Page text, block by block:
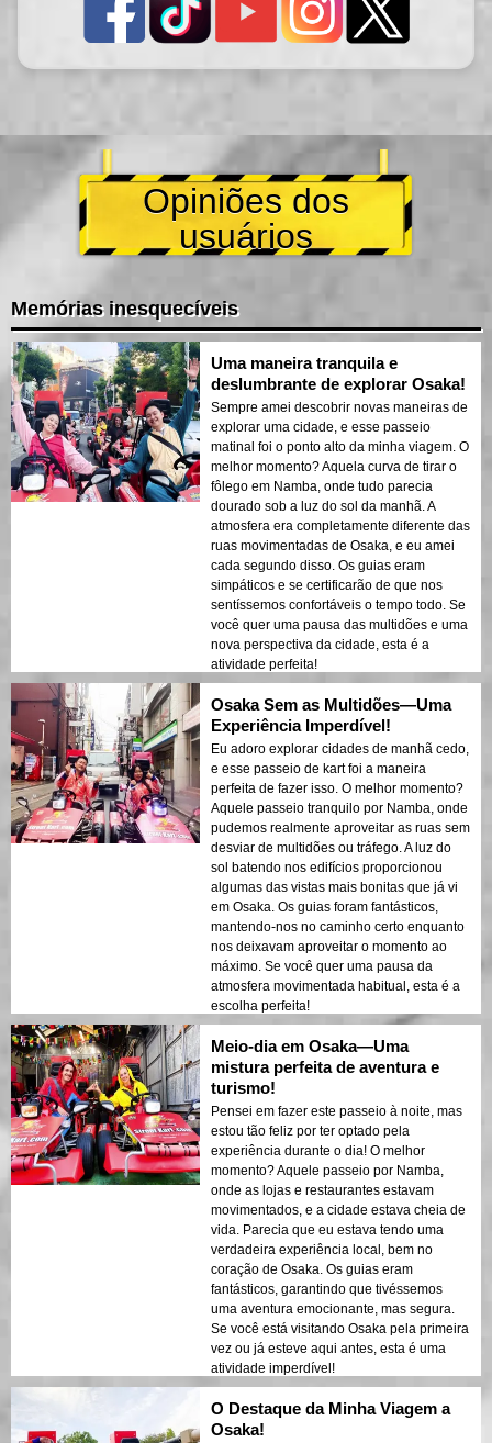
Opiniões dos
usuários
Memórias inesquecíveis
Uma maneira tranquila e
deslumbrante de explorar Osaka!
Sempre amei descobrir novas maneiras de
explorar uma cidade, e esse passeio
matinal foi o ponto alto da minha viagem. O
melhor momento? Aquela curva de tirar o
fôlego em Namba, onde tudo parecia
dourado sob a luz do sol da manhã. A
atmosfera era completamente diferente das
ruas movimentadas de Osaka, e eu amei
cada segundo disso. Os guias eram
simpáticos e se certificarão de que nos
sentíssemos confortáveis o tempo todo. Se
você quer uma pausa das multidões e uma
nova perspectiva da cidade, esta é a
atividade perfeita!
Osaka Sem as Multidões—Uma
Experiência Imperdível!
Eu adoro explorar cidades de manhã cedo,
e esse passeio de kart foi a maneira
perfeita de fazer isso. O melhor momento?
Aquele passeio tranquilo por Namba, onde
pudemos realmente aproveitar as ruas sem
desviar de multidões ou tráfego. A luz do
sol batendo nos edifícios proporcionou
algumas das vistas mais bonitas que já vi
em Osaka. Os guias foram fantásticos,
mantendo-nos no caminho certo enquanto
nos deixavam aproveitar o momento ao
máximo. Se você quer uma pausa da
atmosfera movimentada habitual, esta é a
escolha perfeita!
Meio-dia em Osaka—Uma
mistura perfeita de aventura e
turismo!
Pensei em fazer este passeio à noite, mas
estou tão feliz por ter optado pela
experiência durante o dia! O melhor
momento? Aquele passeio por Namba,
onde as lojas e restaurantes estavam
movimentados, e a cidade estava cheia de
vida. Parecia que eu estava tendo uma
verdadeira experiência local, bem no
coração de Osaka. Os guias eram
fantásticos, garantindo que tivéssemos
uma aventura emocionante, mas segura.
Se você está visitando Osaka pela primeira
vez ou já esteve aqui antes, esta é uma
atividade imperdível!
O Destaque da Minha Viagem a
Osaka!